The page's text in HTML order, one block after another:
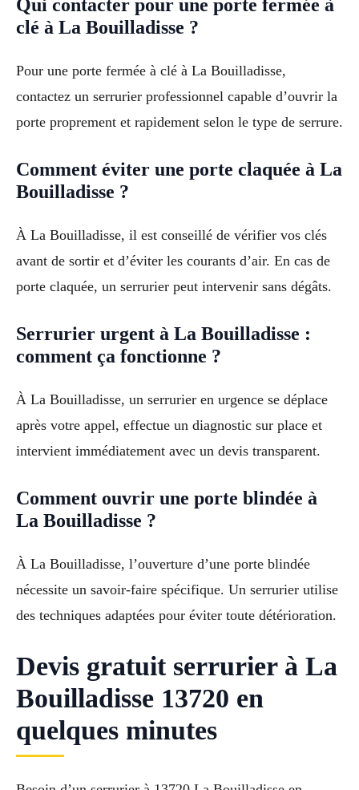
Qui contacter pour une porte fermée à
clé à La Bouilladisse ?
Pour une porte fermée à clé à La Bouilladisse,
contactez un serrurier professionnel capable d’ouvrir la
porte proprement et rapidement selon le type de serrure.
Comment éviter une porte claquée à La
Bouilladisse ?
À La Bouilladisse, il est conseillé de vérifier vos clés
avant de sortir et d’éviter les courants d’air. En cas de
porte claquée, un serrurier peut intervenir sans dégâts.
Serrurier urgent à La Bouilladisse :
comment ça fonctionne ?
À La Bouilladisse, un serrurier en urgence se déplace
après votre appel, effectue un diagnostic sur place et
intervient immédiatement avec un devis transparent.
Comment ouvrir une porte blindée à
La Bouilladisse ?
À La Bouilladisse, l’ouverture d’une porte blindée
nécessite un savoir-faire spécifique. Un serrurier utilise
des techniques adaptées pour éviter toute détérioration.
Devis gratuit serrurier à La
Bouilladisse 13720 en
quelques minutes